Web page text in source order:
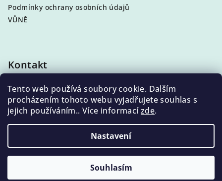
Tento web používá soubory cookie. Dalším
procházením tohoto webu vyjadřujete souhlas s
jejich používáním.. Více informacízde.
Nastavení
Souhlasím
Podmínky ochrany osobních údajů
VŮNĚ
Kontakt
info@eleni.cz
+420 704 868 500
Vytvořil Shoptet